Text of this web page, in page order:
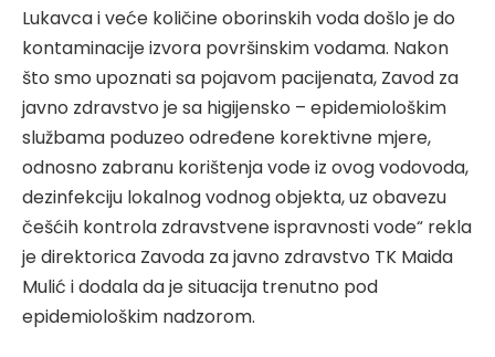
Lukavca i veće količine oborinskih voda došlo je do
kontaminacije izvora površinskim vodama. Nakon
što smo upoznati sa pojavom pacijenata, Zavod za
javno zdravstvo je sa higijensko – epidemiološkim
službama poduzeo određene korektivne mjere,
odnosno zabranu korištenja vode iz ovog vodovoda,
dezinfekciju lokalnog vodnog objekta, uz obavezu
češćih kontrola zdravstvene ispravnosti vode“ rekla
je direktorica Zavoda za javno zdravstvo TK Maida
Mulić i dodala da je situacija trenutno pod
epidemiološkim nadzorom.